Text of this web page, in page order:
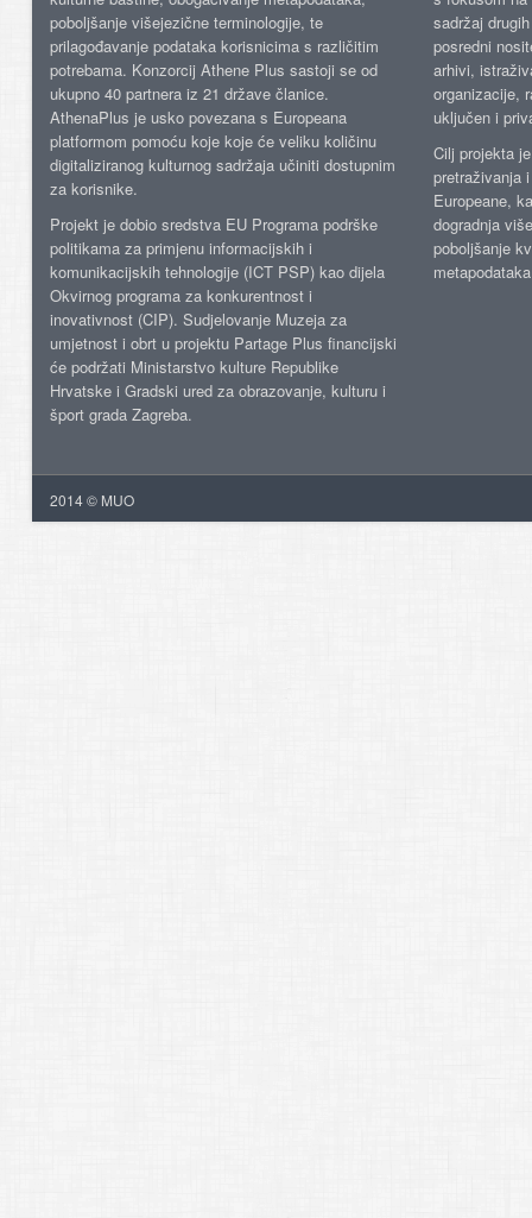
poboljšanje višejezične terminologije, te
prilagođavanje podataka korisnicima s različitim
potrebama. Konzorcij Athene Plus sastoji se od
ukupno 40 partnera iz 21 države članice.
AthenaPlus je usko povezana s Europeana
platformom pomoću koje koje će veliku količinu
digitaliziranog kulturnog sadržaja učiniti dostupnim
za korisnike.
Projekt je dobio sredstva EU Programa podrške
politikama za primjenu informacijskih i
komunikacijskih tehnologije (ICT PSP) kao dijela
Okvirnog programa za konkurentnost i
inovativnost (CIP). Sudjelovanje Muzeja za
umjetnost i obrt u projektu Partage Plus financijski
će podržati Ministarstvo kulture Republike
Hrvatske i Gradski ured za obrazovanje, kulturu i
šport grada Zagreba.
sadržaj
posredni
arhivi,
organizacije,
uključen i
Cilj projekta
pretraživanja
Europeane,
dogradnja
poboljšanje
2014 © MUO